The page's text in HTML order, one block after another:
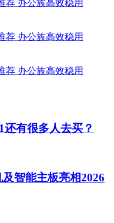
还有很多人去买？
智能主板亮相2026